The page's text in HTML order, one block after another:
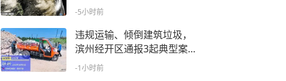
-5小时前
违规运输、倾倒建筑垃圾，
滨州经开区通报3起典型案
例
-1小时前